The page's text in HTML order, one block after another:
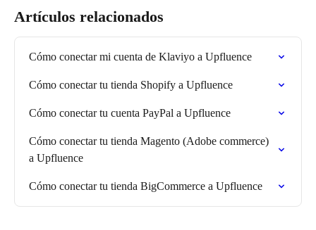
Artículos relacionados
Cómo conectar mi cuenta de Klaviyo a Upfluence
Cómo conectar tu tienda Shopify a Upfluence
Cómo conectar tu cuenta PayPal a Upfluence
Cómo conectar tu tienda Magento (Adobe commerce)
a Upfluence
Cómo conectar tu tienda BigCommerce a Upfluence